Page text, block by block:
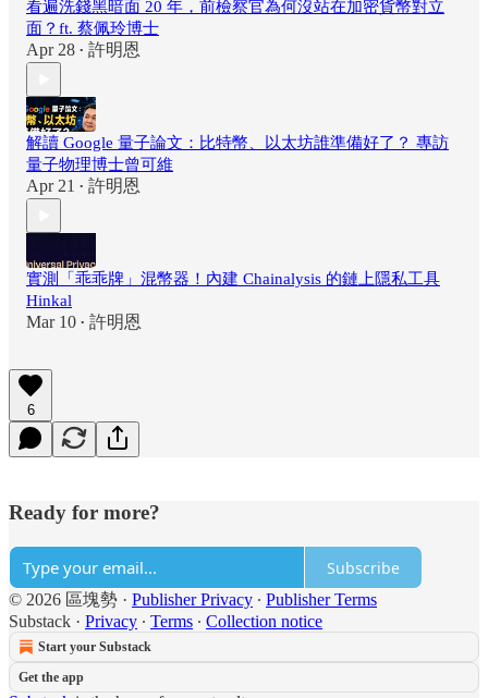
看遍洗錢黑暗面 20 年，前檢察官為何沒站在加密貨幣對立
面？ft. 蔡佩玲博士
Apr 28 • 許明恩
解讀 Google 量子論文：比特幣、以太坊誰準備好了？ 專訪
量子物理博士曾可維
Apr 21 • 許明恩
實測「乖乖牌」混幣器！內建 Chainalysis 的鏈上隱私工具
Hinkal
Mar 10 • 許明恩
6
Ready for more?
Subscribe
© 2026 區塊勢 · Publisher Privacy ∙ Publisher Terms
Substack · Privacy ∙ Terms ∙ Collection notice
Start your Substack
Get the app